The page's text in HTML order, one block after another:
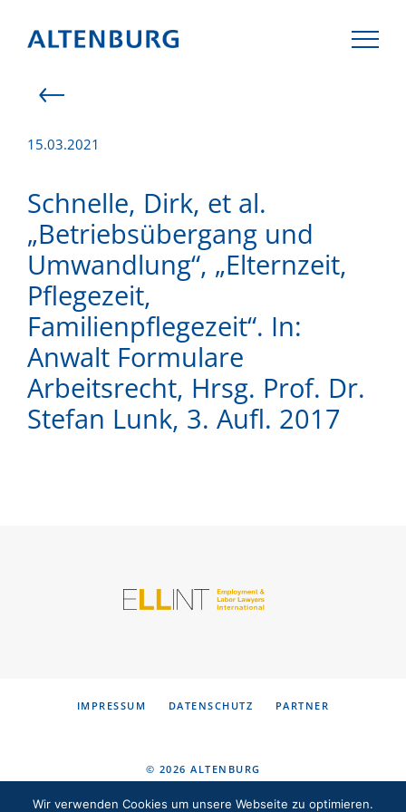
TEAM
KOMPETENZEN
AKTUELLES
KARRIERE
15.03.2021
Schnelle, Dirk, et al.
„Betriebsübergang und
Umwandlung“, „Elternzeit,
Pflegezeit,
Familienpflegezeit“. In:
Anwalt Formulare
Arbeitsrecht, Hrsg. Prof. Dr.
Stefan Lunk, 3. Aufl. 2017
IMPRESSUM DATENSCHUTZ PARTNER
© 2026 ALTENBURG
Wir verwenden Cookies um unsere Webseite zu optimieren.